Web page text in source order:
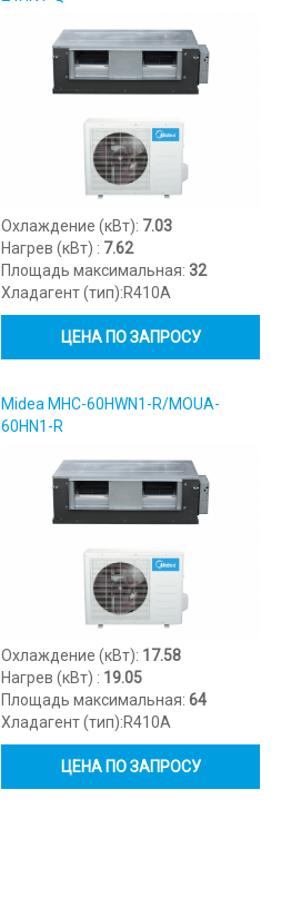
Охлаждение (кВт): 7.03
Нагрев (кВт) : 7.62
Площадь максимальная: 32
Хладагент (тип):R410A
ЦЕНА ПО ЗАПРОСУ
Midea MHC-60HWN1-R/MOUA-
60HN1-R
Охлаждение (кВт): 17.58
Нагрев (кВт) : 19.05
Площадь максимальная: 64
Хладагент (тип):R410A
ЦЕНА ПО ЗАПРОСУ